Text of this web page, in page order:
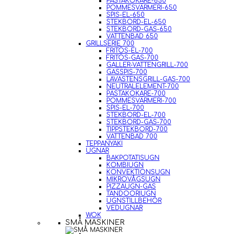
POMMESVÄRMERI-650
SPIS-EL-650
STEKBORD-EL-650
STEKBORD-GAS-650
VATTENBAD 650
GRILLSERIE 700
FRITÖS-EL-700
FRITÖS-GAS-700
GALLER-VATTENGRILL-700
GASSPIS-700
LAVASTENSGRILL-GAS-700
NEUTRALELEMENT-700
PASTAKOKARE-700
POMMESVÄRMERI-700
SPIS-EL-700
STEKBORD-EL-700
STEKBORD-GAS-700
TIPPSTEKBORD-700
VATTENBAD 700
TEPPANYAKI
UGNAR
BAKPOTATISUGN
KOMBIUGN
KONVEKTIONSUGN
MIKROVÅGSUGN
PIZZAUGN-GAS
TANDOORIUGN
UGNSTILLBEHÖR
VEDUGNAR
WOK
SMÅ MASKINER